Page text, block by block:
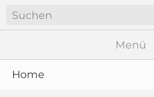
Navigation
überspringen
HOME Menü
Home